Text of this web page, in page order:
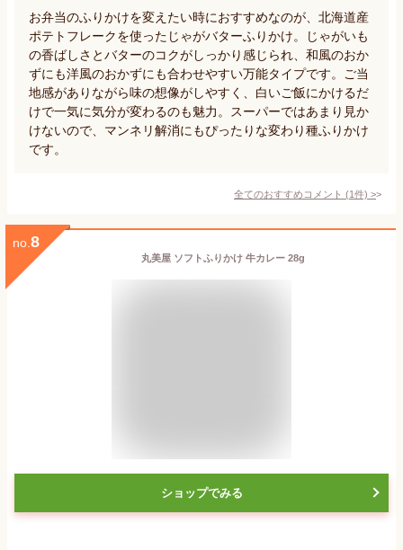
お弁当のふりかけを変えたい時におすすめなのが、北海道産
ポテトフレークを使ったじゃがバターふりかけ。じゃがいも
の香ばしさとバターのコクがしっかり感じられ、和風のおか
ずにも洋風のおかずにも合わせやすい万能タイプです。ご当
地感がありながら味の想像がしやすく、白いご飯にかけるだ
けで一気に気分が変わるのも魅力。スーパーではあまり見か
けないので、マンネリ解消にもぴったりな変わり種ふりかけ
です。
全てのおすすめコメント (1件) >
no. 8
丸美屋 ソフトふりかけ 牛カレー 28g
ショップでみる